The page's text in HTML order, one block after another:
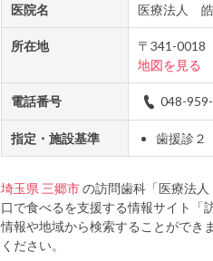
医院名 医療法人
所在地
〒341-0018
地図を見る
電話番号 048-
指定・施設基準 歯援診２
埼玉県 三郷市の訪問歯科「医療法
口で食べるを支援する情報サイト「
情報や地域から検索することがで
ください。